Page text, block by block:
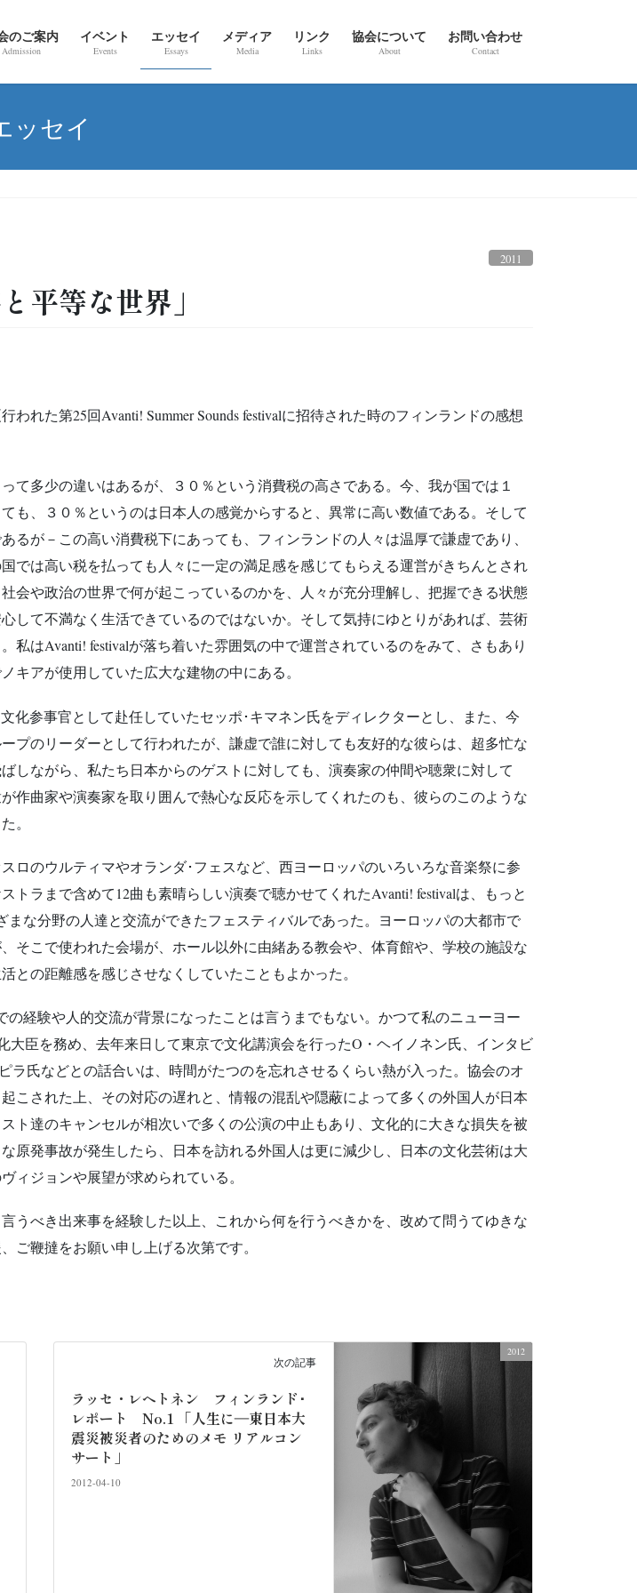
のご案内
Admission
イベント
Events
エッセイ
Essays
メディア
Media
リンク
Links
協会について
About
お問い合わせ
Contact
ッセイ
2011
平等な世界」
れた第25回Avanti! Summer Sounds festivalに招待された時のフィンランドの感想
て多少の違いはあるが、３０％という消費税の高さである。今、我が国では１
も、３０％というのは日本人の感覚からすると、異常に高い数値である。そして
が－この高い消費税下にあっても、フィンランドの人々は温厚で謙虚であり、
では高い税を払っても人々に一定の満足感を感じてもらえる運営がきちんとされ
会や政治の世界で何が起こっているのかを、人々が充分理解し、把握できる状態
して不満なく生活できているのではないか。そして気持にゆとりがあれば、芸術
はAvanti! festivalが落ち着いた雰囲気の中で運営されているのをみて、さもあり
キアが使用していた広大な建物の中にある。
化参事官として赴任していたセッポ･キマネン氏をディレクターとし、また、今
プのリーダーとして行われたが、謙虚で誰に対しても友好的な彼らは、超多忙な
しながら、私たち日本からのゲストに対しても、演奏家の仲間や聴衆に対して
作曲家や演奏家を取り囲んで熱心な反応を示してくれたのも、彼らのこのような
。
ロのウルティマやオランダ･フェスなど、西ヨーロッパのいろいろな音楽祭に参
ラまで含めて12曲も素晴らしい演奏で聴かせてくれたAvanti! festivalは、もっと
な分野の人達と交流ができたフェスティバルであった。ヨーロッパの大都市で
そこで使われた会場が、ホール以外に由緒ある教会や、体育館や、学校の施設な
との距離感を感じさせなくしていたこともよかった。
経験や人的交流が背景になったことは言うまでもない。かつて私のニューヨー
臣を務め、去年来日して東京で文化講演会を行ったO・ヘイノネン氏、インタビ
氏などとの話合いは、時間がたつのを忘れさせるくらい熱が入った。協会のオ
こされた上、その対応の遅れと、情報の混乱や隠蔽によって多くの外国人が日本
ト達のキャンセルが相次いで多くの公演の中止もあり、文化的に大きな損失を被
原発事故が発生したら、日本を訪れる外国人は更に減少し、日本の文化芸術は大
ィジョンや展望が求められている。
うべき出来事を経験した以上、これから何を行うべきかを、改めて問うてゆきな
ご鞭撻をお願い申し上げる次第です。
2012
次の記事
ラッセ・レヘトネン フィンランド･
レポート No.1 「人生に―東日本大
震災被災者のためのメモ リアルコン
サート」
2012-04-10